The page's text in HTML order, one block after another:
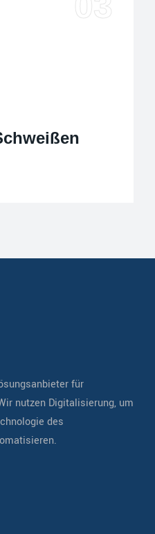
für
nutzen Digitalisierung, um
des